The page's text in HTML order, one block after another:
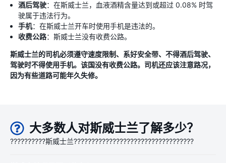
酒后驾驶：在斯威士兰，血液酒精含量达到或超过 0.08% 时驾
驶属于违法行为。
手机：在斯威士兰开车时使用手机是违法的。
收费公路：斯威士兰没有收费公路。
斯威士兰的司机必须遵守速度限制、系好安全带、不得酒后驾驶、
驾驶时不得使用手机。该国没有收费公路。司机还应该注意路况，
因为有些道路可能年久失修。
大多数人对斯威士兰了解多少？
??????????斯威士兰??????????????????????????????????